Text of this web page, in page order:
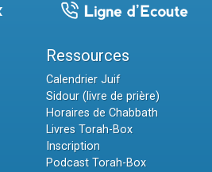
Ressources
Calendrier Juif
Sidour (livre de prière)
Horaires de Chabbath
Livres Torah-Box
Inscription
Podcast Torah-Box